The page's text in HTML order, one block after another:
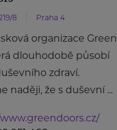
8 Praha 4
organizace Green
dlouhodobě působí
zdraví.
naději, že s duševní ...